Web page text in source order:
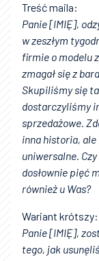
Treść maila:
Panie [IMIĘ],
w zeszłym
firmie o modelu
zmagał się z
Skupiliśmy się
dostarczyliśmy
sprzedażowe.
inna historia,
uniwersalne.
dosłownie pięć
również u Was?
Wariant krótszy:
Panie [IMIĘ],
tego, jak